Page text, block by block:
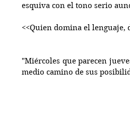
esquiva con el tono serio
<<Quien domina el lenguaje,
"Miércoles que parecen
medio camino de sus